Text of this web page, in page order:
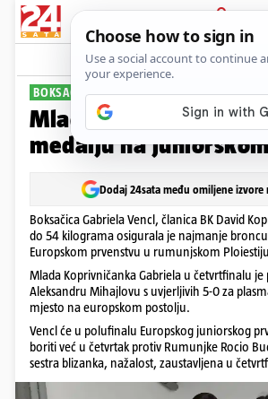
PRIJAVA
Sport
BOKSAČICA IZ KOPRIVNICE
Mlada Gabriela Vencl
medalju na
Dodaj 24sata među omiljene izvore
Boksačica Gabriela Vencl, članica BK David
do 54 kilograma osigurala je najmanje
Europskom prvenstvu u rumunjskom
Mlada Koprivničanka Gabriela u četvrtfinalu
Aleksandru Mihajlovu s uvjerljivih 5-0 za
mjesto na europskom postolju.
Vencl će u polufinalu Europskog juniorskog
boriti već u četvrtak protiv Rumunjke Rocio
sestra blizanka, nažalost, zaustavljena u